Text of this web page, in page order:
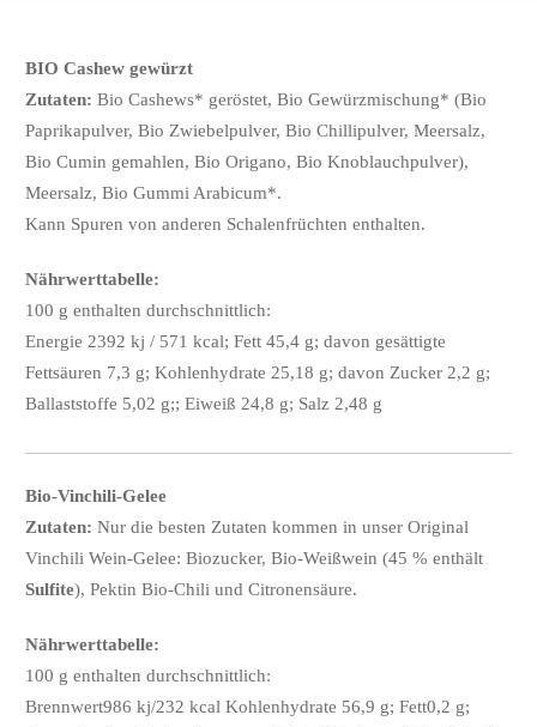
BIO Cashew gewürzt
Zutaten: Bio Cashews* geröstet, Bio Gewürzmischung* (Bio
Paprikapulver, Bio Zwiebelpulver, Bio Chillipulver, Meersalz,
Bio Cumin gemahlen, Bio Origano, Bio Knoblauchpulver),
Meersalz, Bio Gummi Arabicum*.
Kann Spuren von anderen Schalenfrüchten enthalten.
Nährwerttabelle:
100 g enthalten durchschnittlich:
Energie 2392 kj / 571 kcal; Fett 45,4 g; davon gesättigte
Fettsäuren 7,3 g; Kohlenhydrate 25,18 g; davon Zucker 2,2 g;
Ballaststoffe 5,02 g;; Eiweiß 24,8 g; Salz 2,48 g
Bio-Vinchili-Gelee
Zutaten: Nur die besten Zutaten kommen in unser Original
Vinchili Wein-Gelee: Biozucker, Bio-Weißwein (45 % enthält
Sulfite), Pektin Bio-Chili und Citronensäure.
Nährwerttabelle:
100 g enthalten durchschnittlich:
Brennwert986 kj/232 kcal Kohlenhydrate 56,9 g; Fett0,2 g;